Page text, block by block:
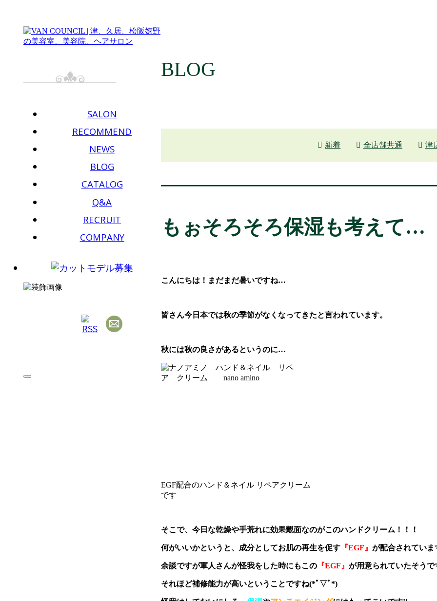
BLOG
新着 全店舗共通 津
もぉそろそろ保湿も考えて…
こんにちは！まだまだ暑いですね…
皆さん今日本では秋の季節がなくなってきたと言われています。
秋には秋の良さがあるというのに…
EGF配合のハンド＆ネイル リペアクリーム
です
そこで、今日な乾燥や手荒れに効果覿面なのがこのハンドクリーム！！！
何がいいかというと、成分としてお肌の再生を促す 『EGF』 が配合されていま
余談ですが軍人さんが怪我をした時にもこの 『EGF』 が用意られていたそうで
それほど補修能力が高いということですね(*ﾟ▽ﾟ*)
SALON
RECOMMEND
NEWS
BLOG
CATALOG
Q&A
RECRUIT
COMPANY